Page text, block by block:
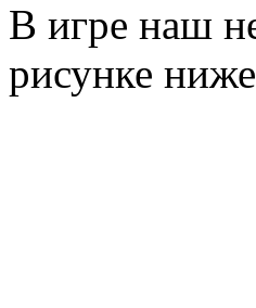
В игре наш
рисунке